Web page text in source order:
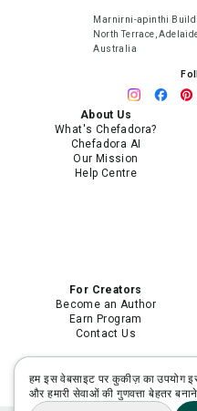
Marnirni-apinthi
North Terrace,
Australia
About Us
What's Chefadora?
Chefadora AI
Our Mission
Help Centre
For Creators
Become an Author
Earn Program
Contact Us
हम इस वेबसाइट पर कुकीज़ का उपयोग
और हमारी सेवाओं की गुणवत्ता बेहतर